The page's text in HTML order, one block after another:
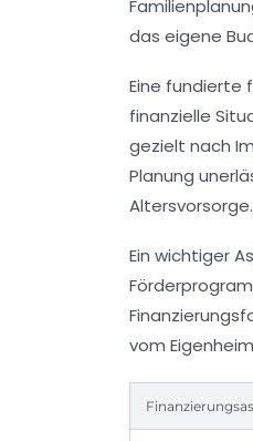
das eigene
Eine fundierte
finanzielle
gezielt nach
Planung
Altersvorsorge.
Ein wichtiger
vom